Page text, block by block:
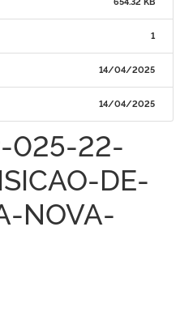
1
14/04/2025
14/04/2025
025-22-
DE-
NOVA-